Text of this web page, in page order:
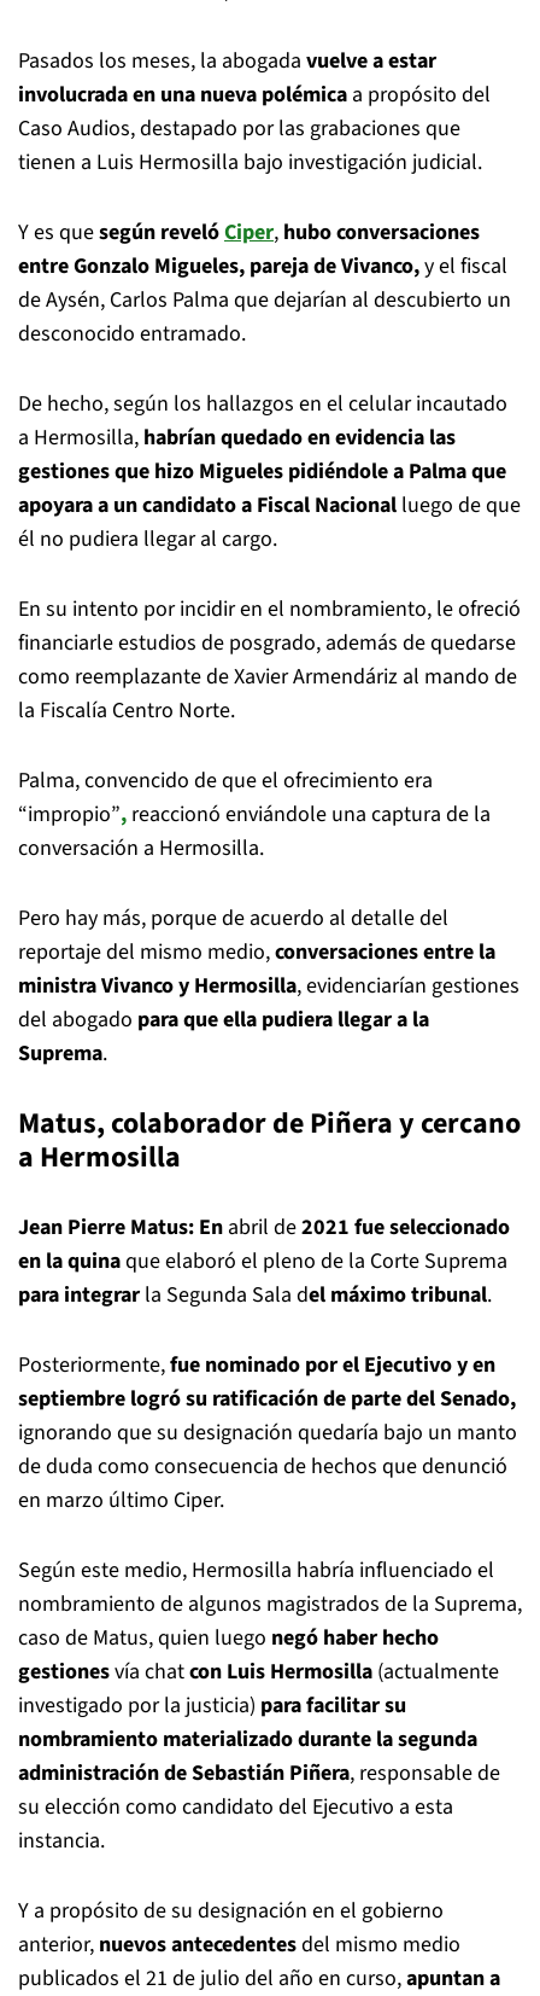
Pasados los meses, la abogada vuelve a estar
involucrada en una nueva polémica a propósito del
Caso Audios, destapado por las grabaciones que
tienen a Luis Hermosilla bajo investigación judicial.
Y es quesegún revelóCiper, hubo conversaciones
entre Gonzalo Migueles, pareja de Vivanco,y el fiscal
de Aysén, Carlos Palma que dejarían al descubierto un
desconocido entramado.
De hecho, según los hallazgos en el celular incautado
a Hermosilla, habrían quedado en evidencia las
gestiones que hizo Migueles pidiéndole a Palma que
apoyara a un candidato a Fiscal Nacional luego de que
él no pudiera llegar al cargo.
En su intento por incidir en el nombramiento, le ofreció
financiarle estudios de posgrado, además de quedarse
como reemplazante de Xavier Armendáriz al mando de
la Fiscalía Centro Norte.
Palma, convencido de que el ofrecimiento era
“impropio”, reaccionó enviándole una captura de la
conversación a Hermosilla.
Pero hay más, porque de acuerdo al detalle del
reportaje del mismo medio,conversaciones entre la
ministra Vivanco y Hermosilla, evidenciarían gestiones
del abogado para que ella pudiera llegar a la
Suprema.
Matus, colaborador de Piñera y cercano
a Hermosilla
Jean Pierre Matus: En abril de2021 fue seleccionado
en la quinaque elaboró el pleno de la Corte Suprema
para integrar la Segunda Sala del máximo tribunal.
Posteriormente,fue nominado por el Ejecutivo y en
septiembre logró su ratificación de parte del Senado,
ignorando que su designación quedaría bajo un manto
de duda como consecuencia de hechos que denunció
en marzo último Ciper.
Según este medio, Hermosilla habría influenciado el
nombramiento de algunos magistrados de la Suprema,
caso de Matus, quien luego negó haber hecho
gestionesvía chatcon Luis Hermosilla (actualmente
investigado por la justicia) para facilitar su
nombramiento materializado durante la segunda
administración de Sebastián Piñera, responsable de
su elección como candidato del Ejecutivo a esta
instancia.
Y a propósito de su designación en el gobierno
anterior, nuevos antecedentesdel mismo medio
publicados el 21 de julio del año en curso,apuntan a